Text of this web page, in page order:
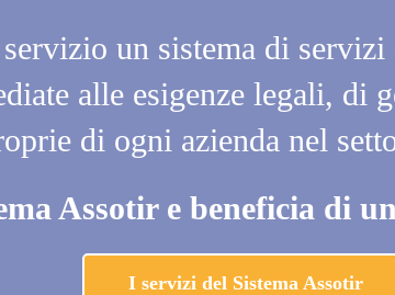
un sistema di
alle esigenze legali, di
di ogni azienda nel
Assotir e beneficia di
I servizi del Sistema Assotir